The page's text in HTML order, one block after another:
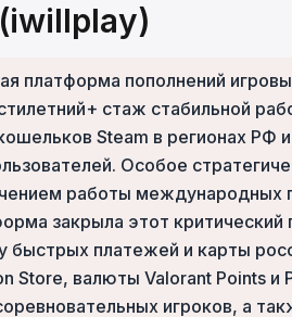
платформа пополнений
стаж стабильной
Steam в регионах
Особое
работы
закрыла этот
платежей и карты
Store, валюты Valorant Points
игроков, а